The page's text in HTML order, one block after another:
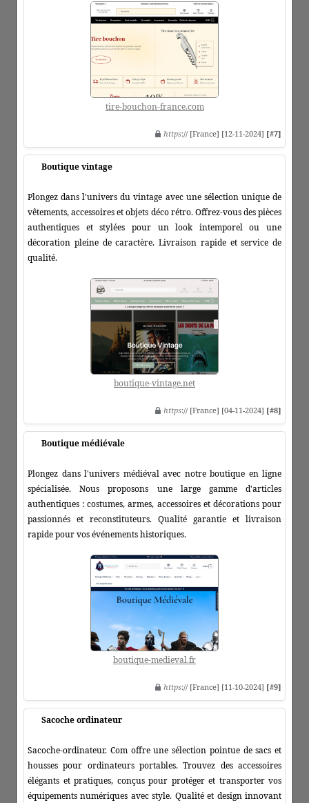
tire-bouchon-france.com
https:// [France] [12-11-2024] [#7]
Boutique vintage
Plongez dans l'univers du vintage avec une sélection unique de
vêtements, accessoires et objets déco rétro. Offrez-vous des pièces
authentiques et stylées pour un look intemporel ou une
décoration pleine de caractère. Livraison rapide et service de
qualité.
boutique-vintage.net
https:// [France] [04-11-2024] [#8]
Boutique médiévale
Plongez dans l'univers médiéval avec notre boutique en ligne
spécialisée. Nous proposons une large gamme d'articles
authentiques : costumes, armes, accessoires et décorations pour
passionnés et reconstituteurs. Qualité garantie et livraison
rapide pour vos événements historiques.
boutique-medieval.fr
https:// [France] [11-10-2024] [#9]
Sacoche ordinateur
Sacoche-ordinateur. Com offre une sélection pointue de sacs et
housses pour ordinateurs portables. Trouvez des accessoires
élégants et pratiques, conçus pour protéger et transporter vos
équipements numériques avec style. Qualité et design innovant